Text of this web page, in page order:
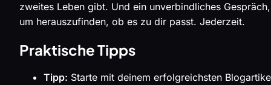
zweites Leben gibt. Und ein unverbindliches Gespräch,
um herauszufinden, ob es zu dir passt. Jederzeit.
Praktische Tipps
Tipp: Starte mit deinem erfolgreichsten